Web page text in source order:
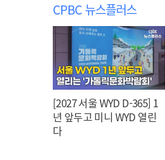
CPBC 뉴스플러스
[2027 서울 WYD D-365] 1
년 앞두고 미니 WYD 열린
다